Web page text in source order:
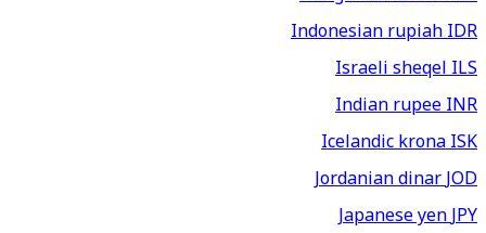
Indonesian rupiahIDR
Israeli sheqelILS
Indian rupeeINR
Icelandic kronaISK
Jordanian dinarJOD
Japanese yenJPY